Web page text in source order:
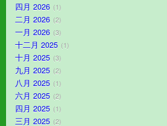
四月 2026 1
二月 2026 2
一月 2026 3
十二月 2025 1
十月 2025 3
九月 2025 2
八月 2025 1
六月 2025 2
四月 2025 1
三月 2025 2